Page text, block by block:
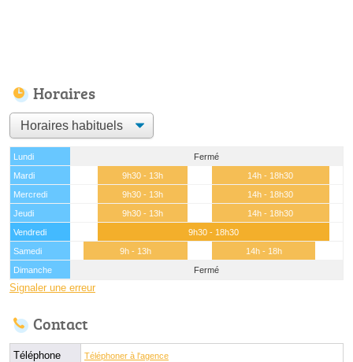
Horaires
Lundi
Fermé
Mardi
9h30 - 13h
14h - 18h30
Mercredi
9h30 - 13h
14h - 18h30
Jeudi
9h30 - 13h
14h - 18h30
Vendredi
9h30 - 18h30
Samedi
9h - 13h
14h - 18h
Dimanche
Fermé
Signaler une erreur
Contact
Téléphone Téléphoner à l'agence